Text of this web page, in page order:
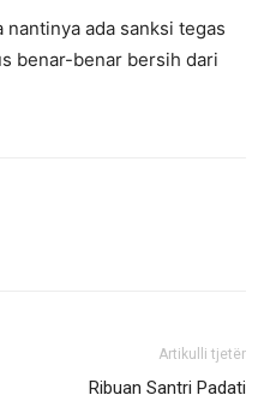
ada sanksi tegas
benar-benar bersih dari
Artikulli tjetër
Ribuan Santri Padati